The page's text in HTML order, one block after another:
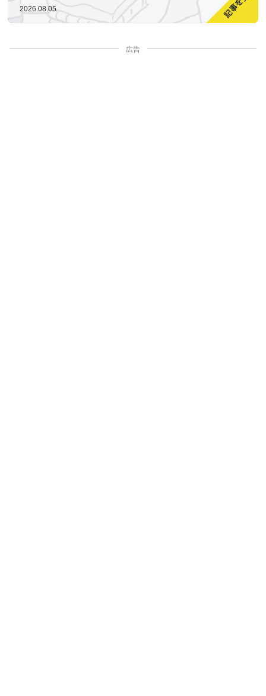
2026.08.05
広告